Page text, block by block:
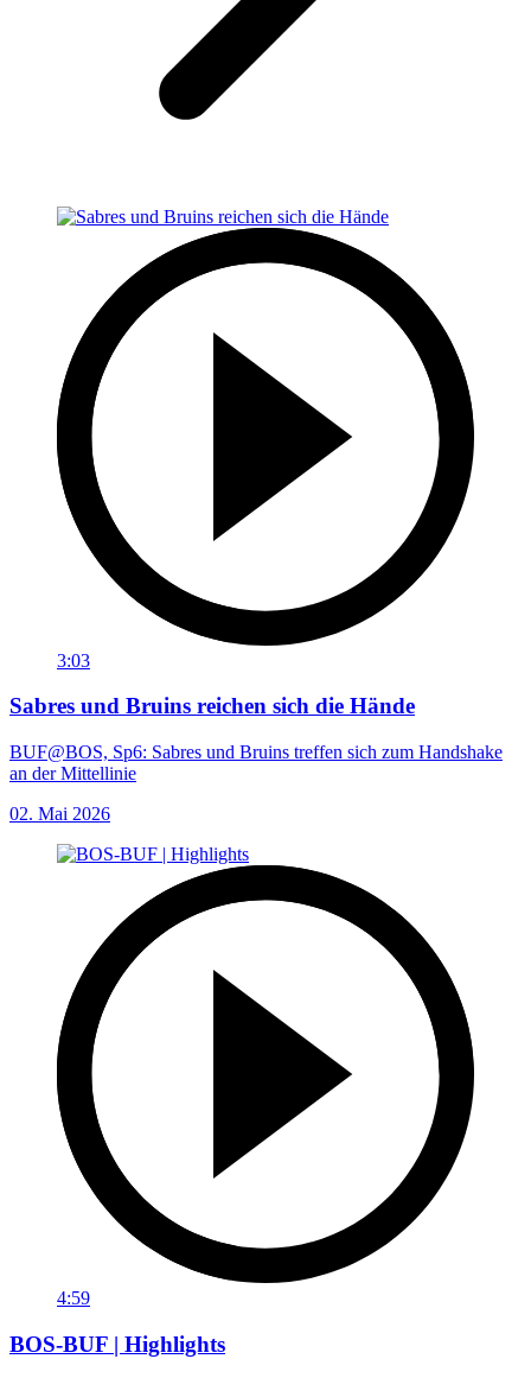
3:03
Sabres und Bruins reichen sich die Hände
BUF@BOS, Sp6: Sabres und Bruins treffen sich zum Handshake
an der Mittellinie
02. Mai 2026
4:59
BOS-BUF | Highlights